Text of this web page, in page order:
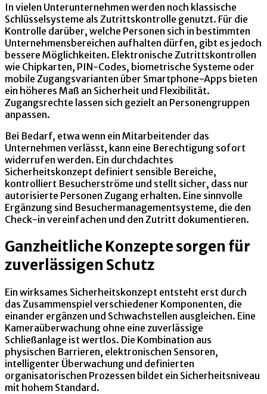
In vielen Unterunternehmen werden noch klassische
Schlüsselsysteme als Zutrittskontrolle genutzt. Für die
Kontrolle darüber, welche Personen sich in bestimmten
Unternehmensbereichen aufhalten dürfen, gibt es jedoch
bessere Möglichkeiten. Elektronische Zutrittskontrollen
wie Chipkarten, PIN-Codes, biometrische Systeme oder
mobile Zugangsvarianten über Smartphone-Apps bieten
ein höheres Maß an Sicherheit und Flexibilität.
Zugangsrechte lassen sich gezielt an Personengruppen
anpassen.
Bei Bedarf, etwa wenn ein Mitarbeitender das
Unternehmen verlässt, kann eine Berechtigung sofort
widerrufen werden. Ein durchdachtes
Sicherheitskonzept definiert sensible Bereiche,
kontrolliert Besucherströme und stellt sicher, dass nur
autorisierte Personen Zugang erhalten. Eine sinnvolle
Ergänzung sind Besuchermanagementsysteme, die den
Check-in vereinfachen und den Zutritt dokumentieren.
Ganzheitliche Konzepte sorgen für
zuverlässigen Schutz
Ein wirksames Sicherheitskonzept entsteht erst durch
das Zusammenspiel verschiedener Komponenten, die
einander ergänzen und Schwachstellen ausgleichen. Eine
Kameraüberwachung ohne eine zuverlässige
Schließanlage ist wertlos. Die Kombination aus
physischen Barrieren, elektronischen Sensoren,
intelligenter Überwachung und definierten
organisatorischen Prozessen bildet ein Sicherheitsniveau
mit hohem Standard.